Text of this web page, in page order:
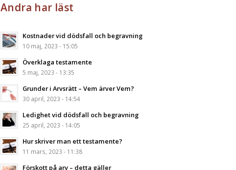
Andra har läst
Kostnader vid dödsfall och begravning
10 maj, 2023 - 15:05
Överklaga testamente
5 maj, 2023 - 13:35
Grunder i Arvsrätt – Vem ärver Vem?
30 april, 2023 - 14:54
Ledighet vid dödsfall och begravning
25 april, 2023 - 14:05
Hur skriver man ett testamente?
11 mars, 2023 - 11:38
Förskott på arv – detta gäller